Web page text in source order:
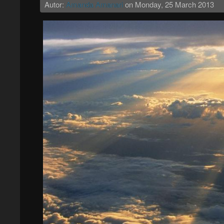
Autor: Amanda Amanarion Monday, 25 March 2013